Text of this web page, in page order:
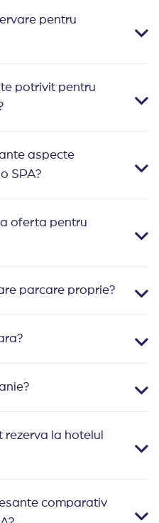
pentru
potrivit pentru
aspecte
SPA?
oferta pentru
parcare proprie?
la hotelul
comparativ